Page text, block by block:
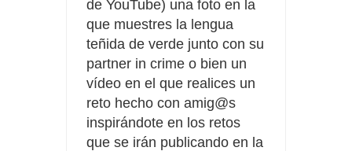
de YouTube) una foto en la
que muestres la lengua
teñida de verde junto con su
partner in crime o bien un
vídeo en el que realices un
reto hecho con amig@s
inspirándote en los retos
que se irán publicando en la